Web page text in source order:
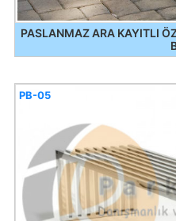
PASLANMAZ ARA KAYITLI
PB-05